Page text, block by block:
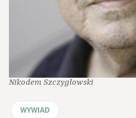
Nikodem Szczygłowski
WYWIAD